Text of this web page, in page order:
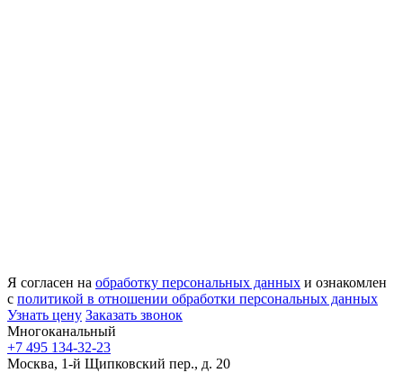
Я согласен на обработку персональных данных и ознакомлен
с политикой в отношении обработки персональных данных
Узнать цену Заказать звонок
Многоканальный
+7 495 134-32-23
Москва, 1-й Щипковский пер., д. 20